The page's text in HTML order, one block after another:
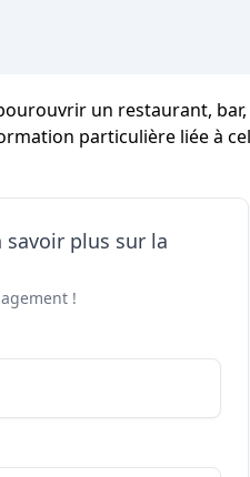
un restaurant,
particulière liée à
plus sur la
!